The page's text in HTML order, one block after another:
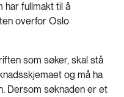
har fullmakt til å
overfor Oslo
som søker, skal stå
og må ha
Dersom søknaden er et